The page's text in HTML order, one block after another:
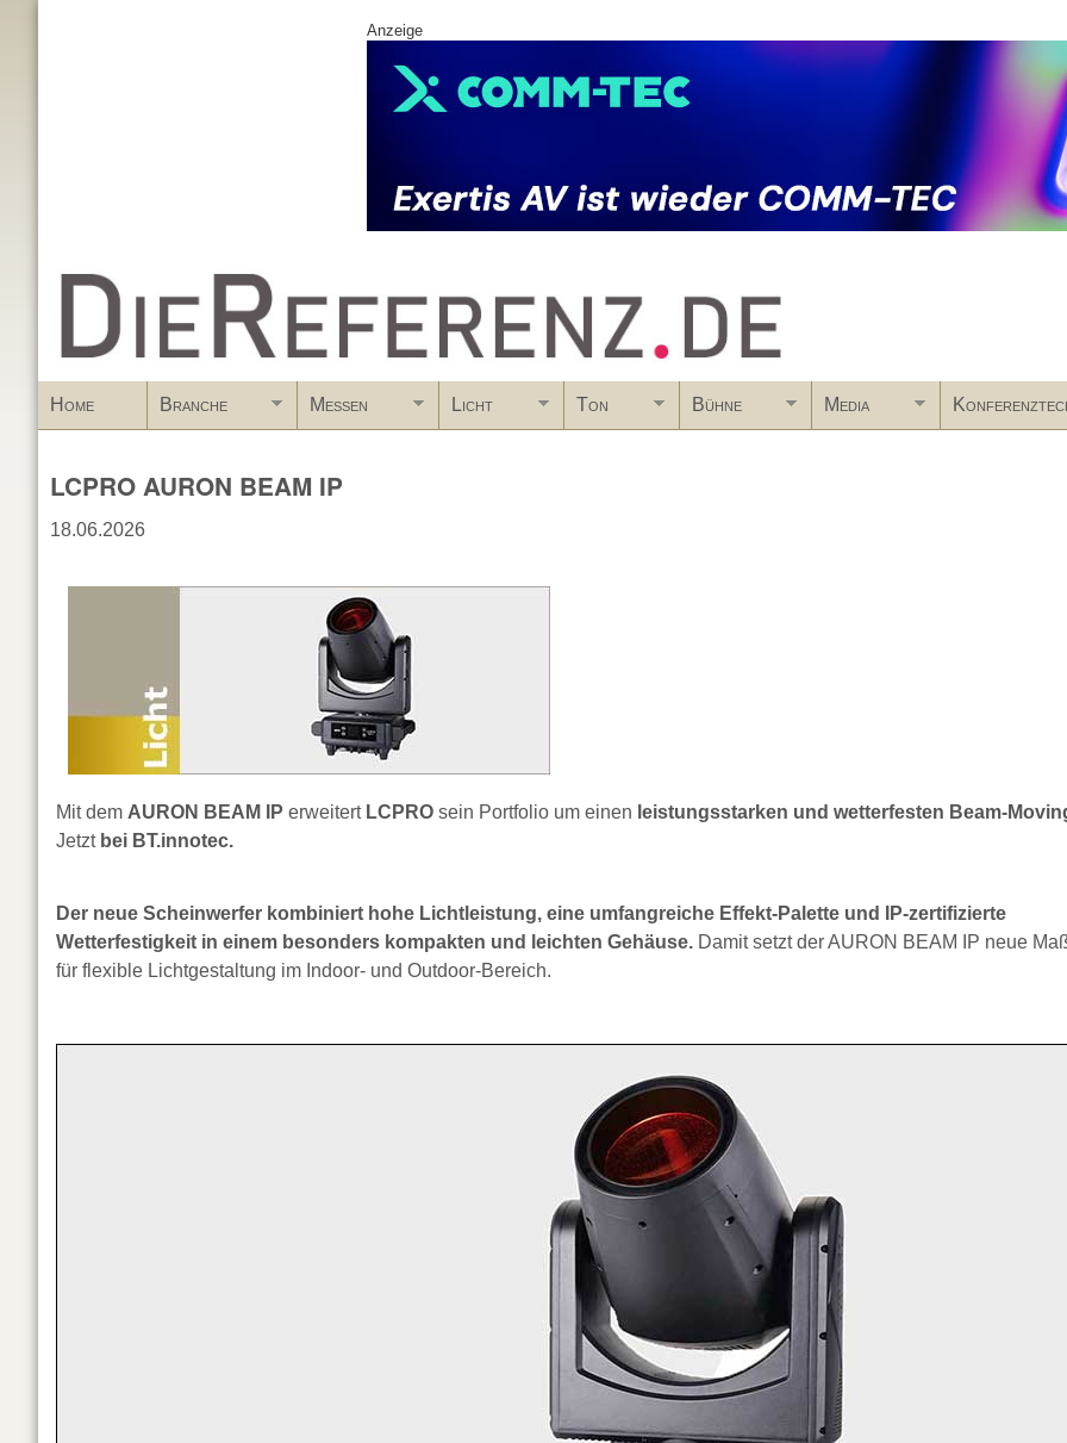
Anzeige
www.DieReferenz.de
Home Branche Messen Licht Ton Bühne Media
LCPRO AURON BEAM IP
18.06.2026
Mit dem AURON BEAM IP erweitert LCPRO sein Portfolio um einen leistungsstarken und wetterfesten Beam-
Jetzt bei BT.innotec.
Der neue Scheinwerfer kombiniert hohe Lichtleistung, eine umfangreiche Effekt-Palette und IP-zertifizierte
Wetterfestigkeit in einem besonders kompakten und leichten Gehäuse. Damit setzt der AURON BEAM IP neue
für flexible Lichtgestaltung im Indoor- und Outdoor-Bereich.